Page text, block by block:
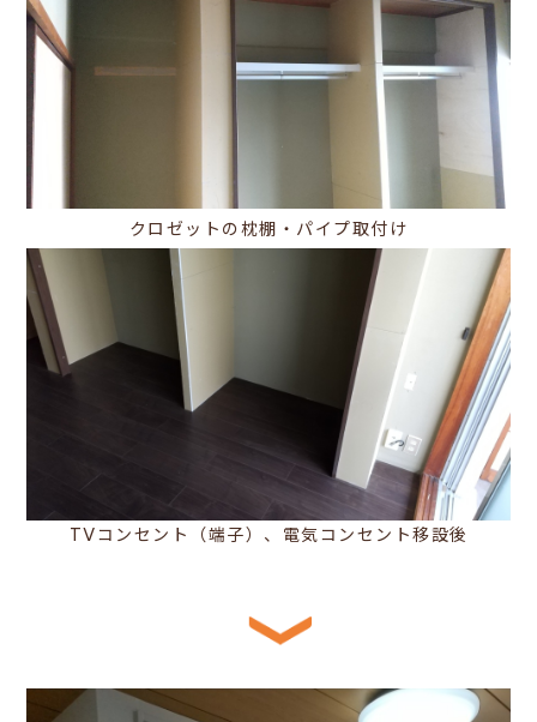
クロゼットの枕棚・パイプ取付け
TVコンセント（端子）、電気コンセント移設後